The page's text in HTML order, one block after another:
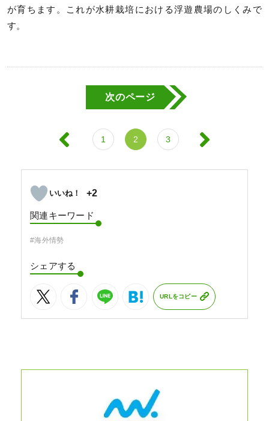
が育ちます。これが水耕栽培における浮遊農場のしくみで
す。
次のページ
1 2 3
+2
関連キーワード
#海外情勢
シェアする
URLをコピー